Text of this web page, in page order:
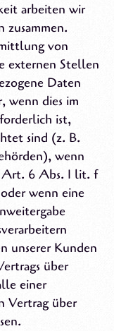
arbeiten wir
zusammen.
von
externen Stellen
Daten
wenn dies im
ist,
sind (z. B.
wenn
Art. 6 Abs. 1 lit. f
wenn eine
unserer Kunden
über
einer
Vertrag über